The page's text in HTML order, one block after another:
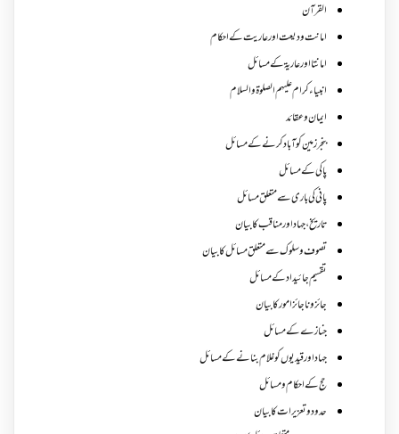
القرآن
امانت ودیعت اورعاریت کے احکام
امانتا اور عاریة کے مسائل
انبیاء کرام علیہم الصلوۃ والسلام
ایمان وعقائد
بنجر زمین کو آباد کرنے کے مسائل
پاکی کے مسائل
پانی کی باری سے متعلق مسائل
تاریخ،جہاد اور مناقب کا بیان
تصوف و سلوک سے متعلق مسائل کا بیان
تقسیم جائیداد کے مسائل
جائز و ناجائزامور کا بیان
جنازے کےمسائل
جہاد اور قیدیوں کو غلام بنانے کے مسائل
حج کے احکام ومسائل
حدود و تعزیرات کا بیان